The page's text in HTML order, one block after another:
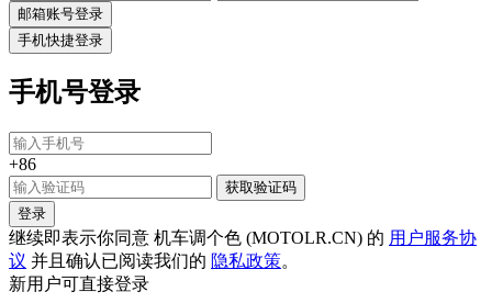
邮箱账号登录
手机快捷登录
手机号登录
+86
获取验证码
登录
继续即表示你同意 机车调个色 (MOTOLR.CN) 的 用户服务协
议 并且确认已阅读我们的 隐私政策。
新用户可直接登录